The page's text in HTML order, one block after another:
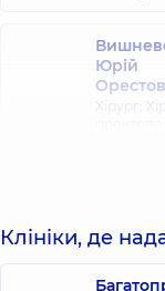
Юрій
Хірург;
Хірург
Клініки, де